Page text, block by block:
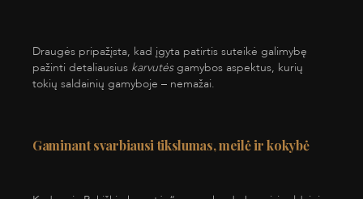
Draugės pripažįsta, kad įgyta patirtis suteikė galimybę
pažinti detaliausius karvutėsgamybos aspektus, kurių
tokių saldainių gamyboje – nemažai.
Gaminant svarbiausi tikslumas, meilė ir kokybė